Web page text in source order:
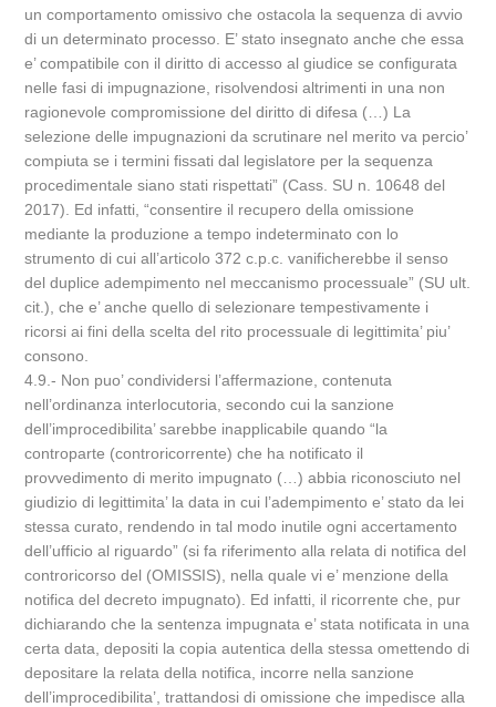
un comportamento omissivo che ostacola la sequenza di avvio
di un determinato processo. E’ stato insegnato anche che essa
e’ compatibile con il diritto di accesso al giudice se configurata
nelle fasi di impugnazione, risolvendosi altrimenti in una non
ragionevole compromissione del diritto di difesa (…) La
selezione delle impugnazioni da scrutinare nel merito va percio’
compiuta se i termini fissati dal legislatore per la sequenza
procedimentale siano stati rispettati” (Cass. SU n. 10648 del
2017). Ed infatti, “consentire il recupero della omissione
mediante la produzione a tempo indeterminato con lo
strumento di cui all’articolo 372 c.p.c. vanificherebbe il senso
del duplice adempimento nel meccanismo processuale” (SU ult.
cit.), che e’ anche quello di selezionare tempestivamente i
ricorsi ai fini della scelta del rito processuale di legittimita’ piu’
consono.
4.9.- Non puo’ condividersi l’affermazione, contenuta
nell’ordinanza interlocutoria, secondo cui la sanzione
dell’improcedibilita’ sarebbe inapplicabile quando “la
controparte (controricorrente) che ha notificato il
provvedimento di merito impugnato (…) abbia riconosciuto nel
giudizio di legittimita’ la data in cui l’adempimento e’ stato da lei
stessa curato, rendendo in tal modo inutile ogni accertamento
dell’ufficio al riguardo” (si fa riferimento alla relata di notifica del
controricorso del (OMISSIS), nella quale vi e’ menzione della
notifica del decreto impugnato). Ed infatti, il ricorrente che, pur
dichiarando che la sentenza impugnata e’ stata notificata in una
certa data, depositi la copia autentica della stessa omettendo di
depositare la relata della notifica, incorre nella sanzione
dell’improcedibilita’, trattandosi di omissione che impedisce alla